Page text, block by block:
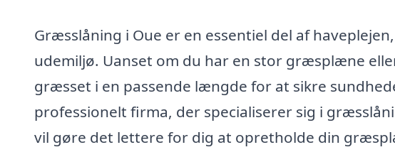
Græsslåning i Oue er en essentiel del af
udemiljø. Uanset om du har en stor græsplæne
græsset i en passende længde for at sikre
professionelt firma, der specialiserer sig i
vil gøre det lettere for dig at opretholde din